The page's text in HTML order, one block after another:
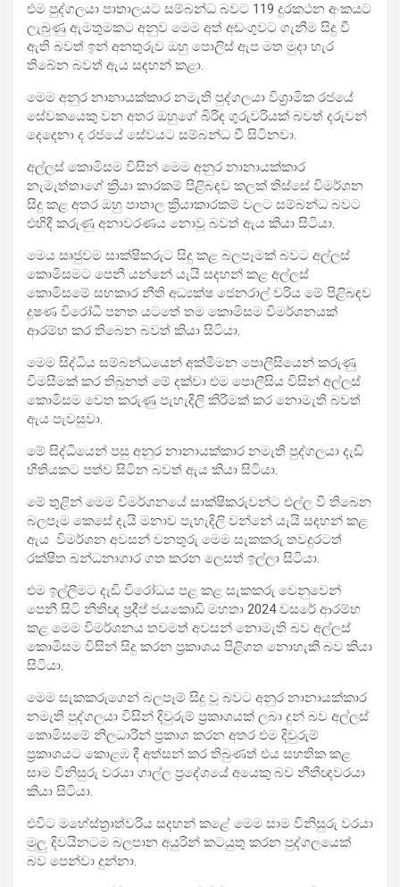
එම පුද්ගලයා පාතාලයට සම්බන්ධ බවට 119 දුරකථන අංකයට
ලැබුණු ඇමතුමකට අනුව මෙම අත් අඩංගුවට ගැනීම සිදු වී
ඇති බවත් ඉන් අනතුරුව ඔහු පොලිස් ඇප මත මුදා හැර
තිබේන බවත් ඇය සඳහන් කළා.
මෙම අනුර නානායක්කාර නමැති පුද්ගලයා විශ්‍රාමික රජයේ
සේවකයෙකු වන අතර ඔහුගේ බිරිඳ ගුරුවරියක් බවත් දරුවන්
දෙදෙනා ද රජයේ සේවයට සම්බන්ධ වී සිටිනවා.
අල්ලස් කොමිසම විසින් මෙම අනුර නානායක්කාර
නැමැත්තාගේ ක්‍රියා කාරකම් පිළිබඳව කලක් තිස්සේ විමර්ශන
සිදු කළ අතර ඔහු පාතාල ක්‍රියාකාරකම් වලට සම්බන්ධ බවට
එහිදී කරුණු අනාවරණය නොවූ බවත් ඇය කියා සිටියා.
මෙය සෘජුවම සාක්ෂිකරුට සිදු කළ බලපෑමක් බවට අල්ලස්
කොමිසමට පෙනී යන්නේ යැයි සදහන් කළ අල්ලස්
කොමිසමේ සහකාර නීති අධ්‍යක්ෂ ජෙනරාල් වරිය මේ පිළිබඳව
දූෂණ විරෝධී පනත යටතේ තම කොමිසම විමර්ශනයක්
ආරම්භ කර තිබෙන බවත් කියා සිටියා.
මෙම සිද්ධිය සම්බන්ධයෙන් අක්මීමන පොලීසියෙන් කරුණු
විමසීමක් කර තිබුනත් මේ දක්වා එම පොලීසිය විසින් අල්ලස්
කොමිසම වෙත කරුණු පැහැදිලි කිරීමක් කර නොමැති බවත්
ඇය පැවසුවා.
මේ සිද්ධියෙන් පසු අනුර නානායක්කාර නමැති පුද්ගලයා දැඩි
භීතියකට පත්ව සිටින බවත් ඇය කියා සිටියා.
මේ තුළින් මෙම විමර්ශනයේ සාක්ෂිකරුවන්ට එල්ල වී තිබෙන
බලපෑම කෙසේ දැයි මනාව පැහැදිලි වන්නේ යැයි සදහන් කළ
ඇය විමර්ශන අවසන් වනතුරු මෙම සැකකරු තවදුරටත්
රක්ෂිත බන්ධනාගාර ගත කරන ලෙසත් ඉල්ලා සිටියා.
එම ඉල්ලීමට දැඩි විරෝධය පළ කළ සැකකරු වෙනුවෙන්
පෙනී සිටි නීතිඥ ප්‍රදීප් ජයකොඩි මහතා 2024 වසරේ ආරම්භ
කළ මෙම විමර්ශනය තවමත් අවසන් නොමැති බව අල්ලස්
කොමිසම විසින් සිදු කරන ප්‍රකාශය පිළිගත නොහැකි බව කියා
සිටියා.
මෙම සැකකරුගෙන් බලපෑම් සිදු වූ බවට අනුර නානායක්කාර
නමැති පුද්ගලයා විසින් දිවුරුම් ප්‍රකාශයක් ලබා දුන් බව අල්ලස්
කොමිසමේ නිලධාරීන් ප්‍රකාශ කරන අතර එම දිවුරුම්
ප්‍රකාශයට කොළඹ දී අත්සන් කර තිබුණත් එය සහතික කළ
සාම විනිසුරු වරයා ගාල්ල ප්‍රදේශයේ අයෙකු බව නීතීඥවරයා
කියා සිටියා.
එවිට මහේස්ත්‍රාත්වරිය සදහන් කළේ මෙම සාම විනිසුරු වරයා
මුලු දිවයිනටම බලපාන අයුරින් කටයුතු කරන පුද්ගලයෙක්
බව පෙන්වා දුන්නා.